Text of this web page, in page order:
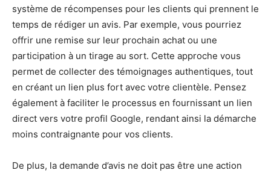
système de récompenses pour les clients qui prennent le
temps de rédiger un avis. Par exemple, vous pourriez
offrir une remise sur leur prochain achat ou une
participation à un tirage au sort. Cette approche vous
permet de collecter des témoignages authentiques, tout
en créant un lien plus fort avec votre clientèle. Pensez
également à faciliter le processus en fournissant un lien
direct vers votre profil Google, rendant ainsi la démarche
moins contraignante pour vos clients.
De plus, la demande d’avis ne doit pas être une action